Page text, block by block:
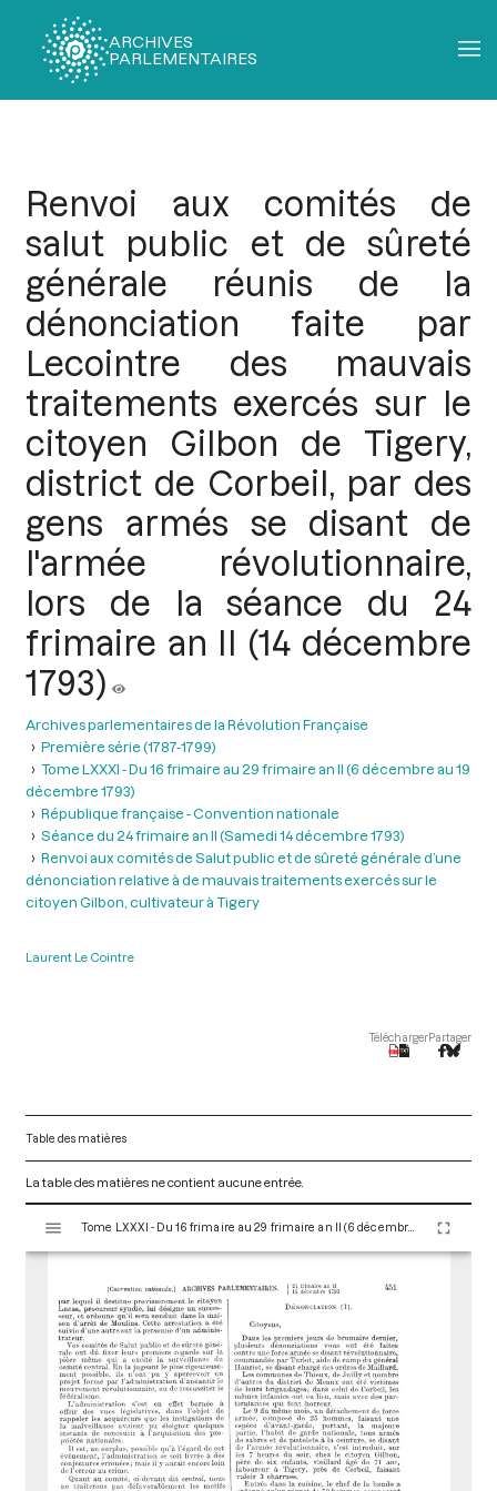
ARCHIVES
PARLEMENTAIRES
Renvoi aux comités de
salut public et de sûreté
générale réunis de la
dénonciation faite par
Lecointre des mauvais
traitements exercés sur le
citoyen Gilbon de Tigery,
district de Corbeil, par des
gens armés se disant de
l'armée révolutionnaire,
lors de la séance du 24
frimaire an II (14 décembre
1793)
Archives parlementaires de la Révolution Française
Première série (1787-1799)
Tome LXXXI - Du 16 frimaire au 29 frimaire an II (6 décembre au 19
décembre 1793)
République française - Convention nationale
Séance du 24 frimaire an II (Samedi 14 décembre 1793)
Renvoi aux comités de Salut public et de sûreté générale d’une
dénonciation relative à de mauvais traitements exercés sur le
citoyen Gilbon, cultivateur à Tigery
Laurent Le Cointre
TéléchargerPartager
Table des matières
La table des matières ne contient aucune entrée.
s
Tome LXXXI - Du 16 frimaire au 29 frimaire an II (6 décembre au 19 décembre 1793)